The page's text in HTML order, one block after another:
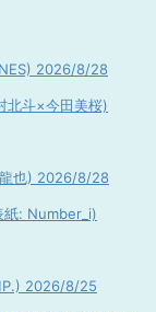
2026/8/28
北斗×今田美桜)
也) 2026/8/28
: Number_i)
2026/8/25